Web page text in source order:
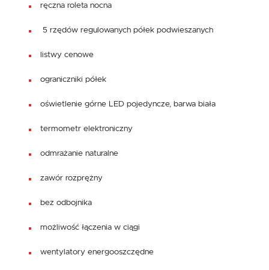
ręczna roleta nocna
5 rzędów regulowanych półek podwieszanych
listwy cenowe
ograniczniki półek
oświetlenie górne LED pojedyncze, barwa biała
termometr elektroniczny
odmrażanie naturalne
zawór rozprężny
bez odbojnika
możliwość łączenia w ciągi
wentylatory energooszczędne